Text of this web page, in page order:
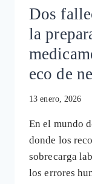
Dos
la
eco de
13 enero, 2026
En el mundo
donde los
sobrecarga
los errores